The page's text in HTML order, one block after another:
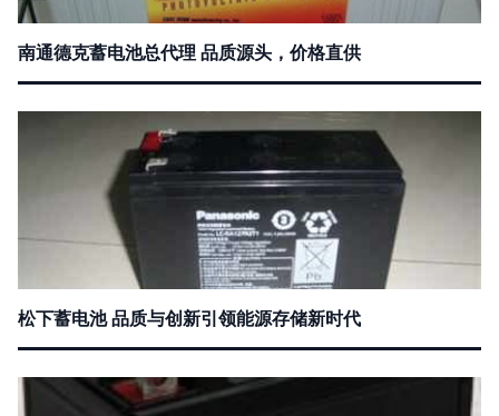
南通德克蓄电池总代理 品质源头，价格直供
松下蓄电池 品质与创新引领能源存储新时代